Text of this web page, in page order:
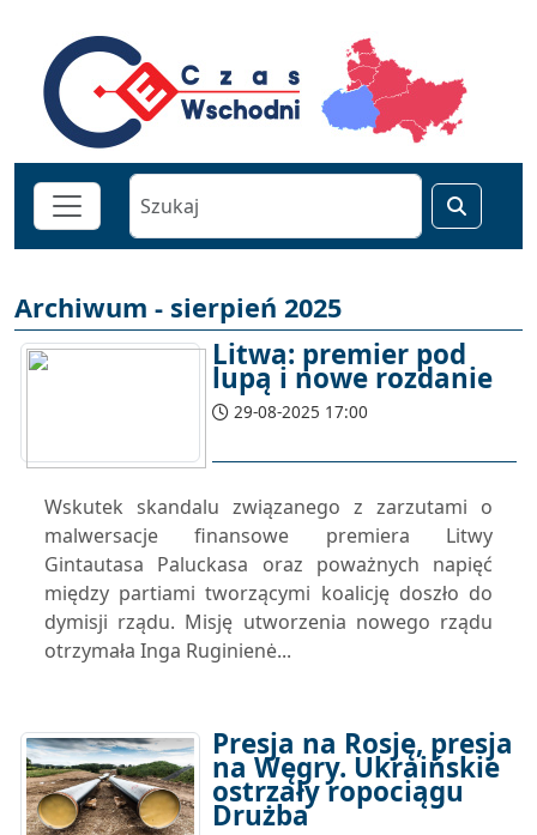
Archiwum - sierpień 2025
Litwa: premier pod
lupą i nowe rozdanie
29-08-2025 17:00
Wskutek skandalu związanego z zarzutami o
malwersacje finansowe premiera Litwy
Gintautasa Paluckasa oraz poważnych napięć
między partiami tworzącymi koalicję doszło do
dymisji rządu. Misję utworzenia nowego rządu
otrzymała Inga Ruginienė...
Presja na Rosję, presja
na Węgry. Ukraińskie
ostrzały ropociągu
Drużba